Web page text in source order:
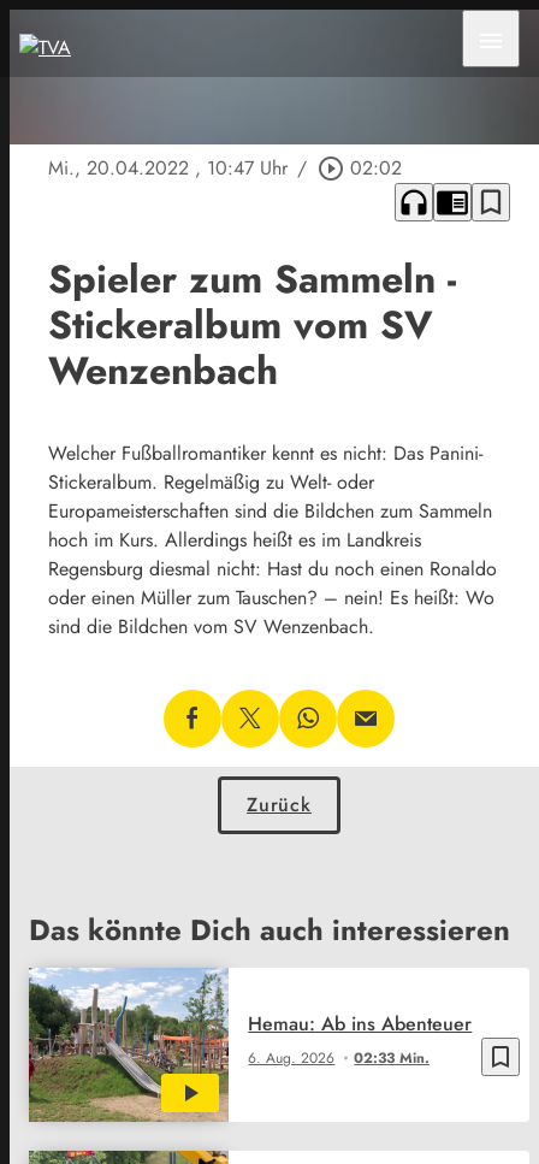
Mi., 20.04.2022 , 10:47 Uhr / play_circle_outline 02:02
headphones chrome_reader_mode bookmark_border
Spieler zum Sammeln -
Stickeralbum vom SV
Wenzenbach
Welcher Fußballromantiker kennt es nicht: Das Panini-
Stickeralbum. Regelmäßig zu Welt- oder
Europameisterschaften sind die Bildchen zum Sammeln
hoch im Kurs. Allerdings heißt es im Landkreis
Regensburg diesmal nicht: Hast du noch einen Ronaldo
oder einen Müller zum Tauschen? – nein! Es heißt: Wo
sind die Bildchen vom SV Wenzenbach.
Zurück
Das könnte Dich auch interessieren
bookmark_border
6. Aug. 2026 02:33 Min.
Hemau: Ab ins Abenteuer